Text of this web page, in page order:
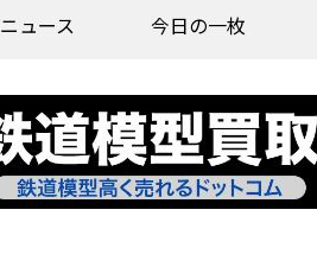
ニュース 今日の一枚